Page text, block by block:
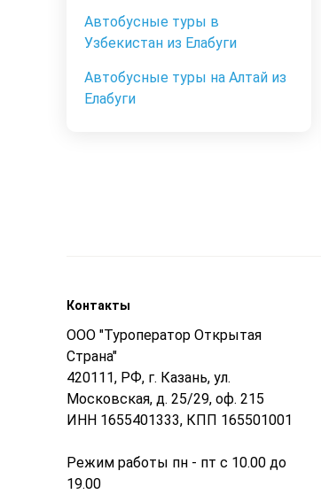
Автобусные туры в
Узбекистан из Елабуги
Автобусные туры на Алтай из
Елабуги
Контакты
ООО "Туроператор Открытая
Страна"
420111, РФ, г. Казань, ул.
Московская, д. 25/29, оф. 215
ИНН 1655401333, КПП 165501001
Режим работы пн - пт с 10.00 до
19.00